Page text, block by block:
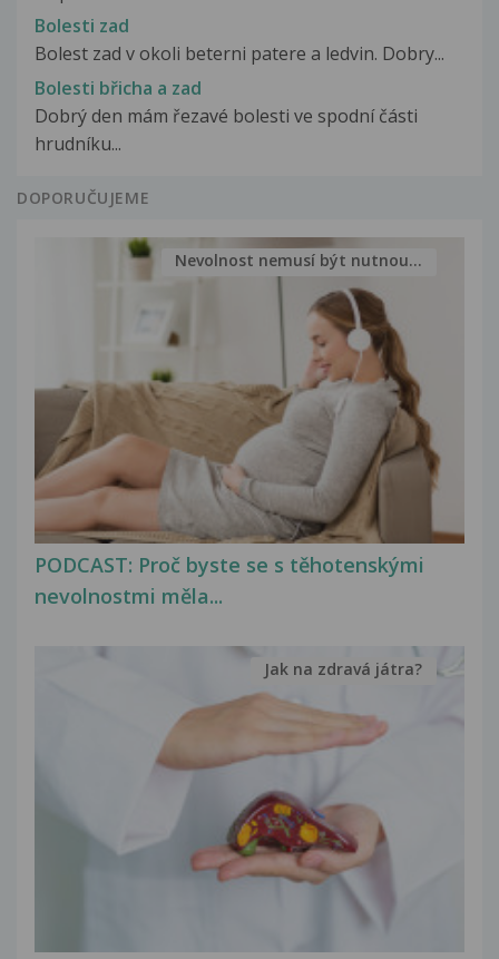
Bolesti zad
Bolest zad v okoli beterni patere a ledvin. Dobry...
Bolesti břicha a zad
Dobrý den mám řezavé bolesti ve spodní části
hrudníku...
DOPORUČUJEME
PODCAST: Proč byste se s těhotenskými
nevolnostmi měla...
Nevolnost nemusí být nutnou...
Jak na zdravá játra?